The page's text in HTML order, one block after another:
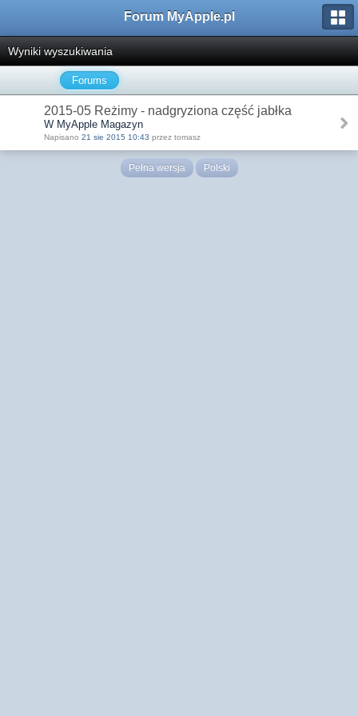
Forum MyApple.pl
Wyniki wyszukiwania
Forums
2015-05 Reżimy - nadgryziona część jabłka
W MyApple Magazyn
Napisano 21 sie 2015 10:43 przez tomasz
Pełna wersja Polski